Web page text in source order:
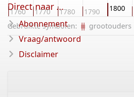
1760 1770 1780 1790 1800
Gebruikte symbolen: grootouders
Direct naar ...
Abonnement
Vraag/antwoord
Disclaimer